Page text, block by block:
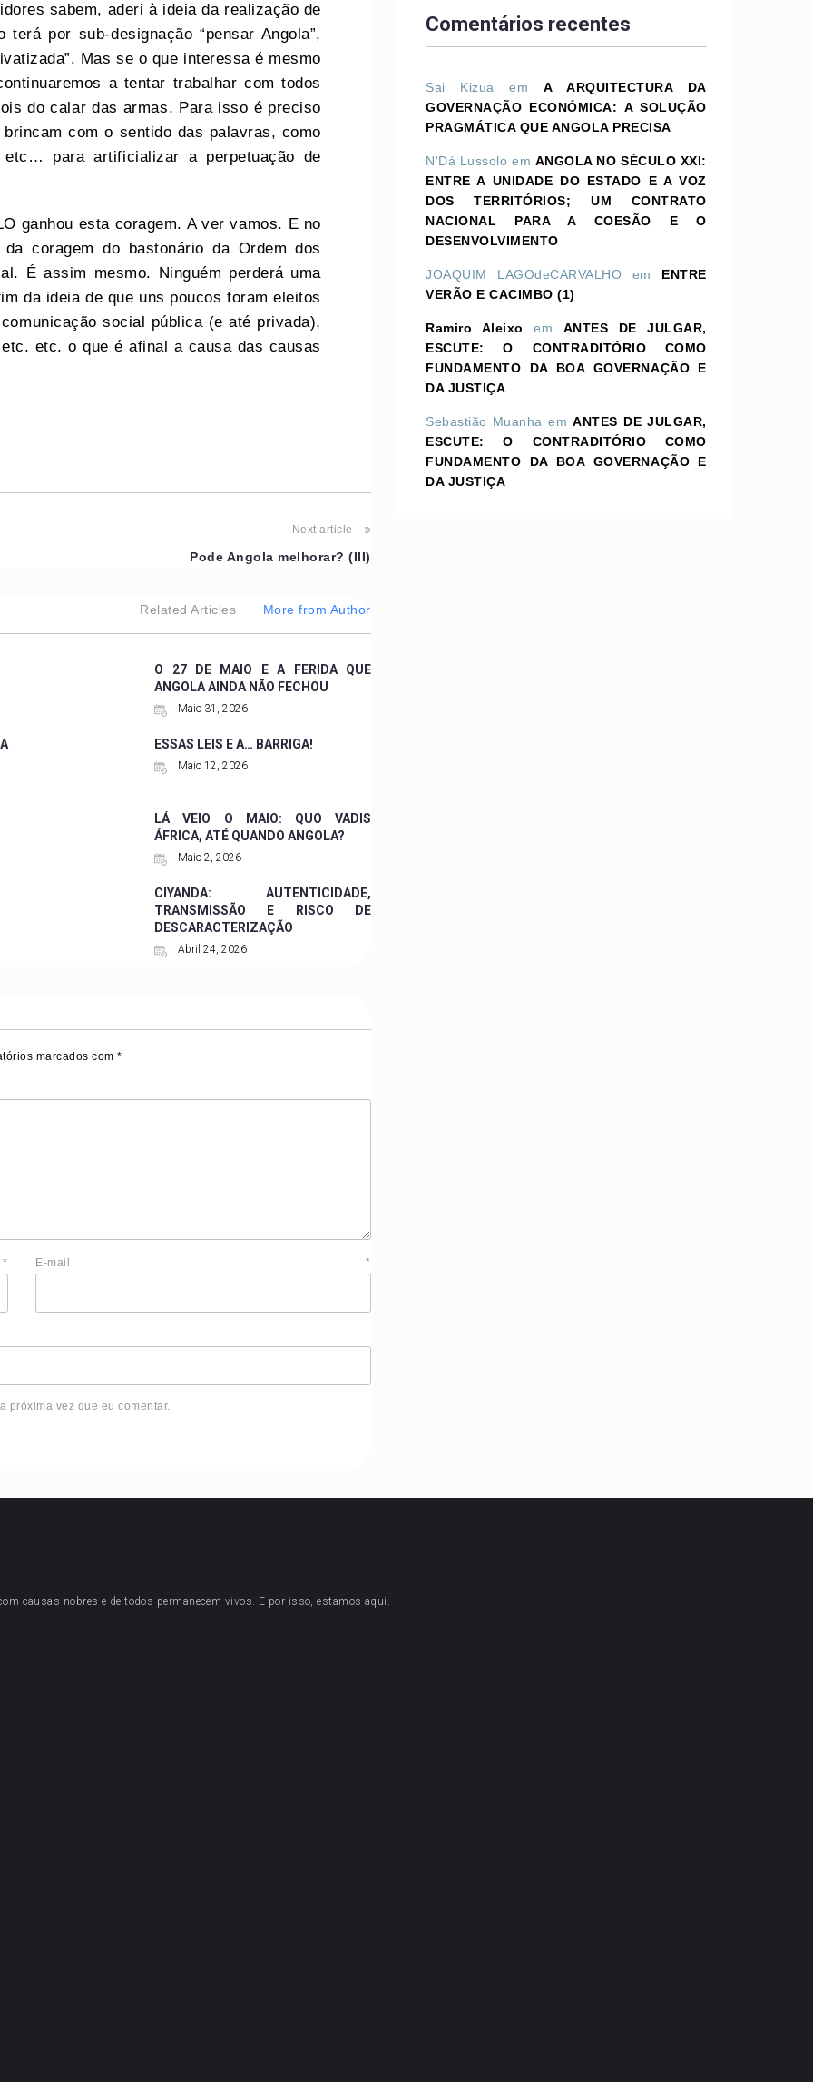
sabem, aderi à ideia da realização de
por sub-designação “pensar Angola”,
Mas se o que interessa é mesmo
a tentar trabalhar com todos
do calar das armas. Para isso é preciso
com o sentido das palavras, como
etc… para artificializar a perpetuação de
ganhou esta coragem. A ver vamos. E no
coragem do bastonário da Ordem dos
É assim mesmo. Ninguém perderá uma
da ideia de que uns poucos foram eleitos
social pública (e até privada),
etc. o que é afinal a causa das causas
Next article
Pode Angola melhorar? (III)
Related Articles More from Author
O 27 DE MAIO E A FERIDA QUE
ANGOLA AINDA NÃO FECHOU
Maio 31, 2026
ESSAS LEIS E A… BARRIGA!
Maio 12, 2026
LÁ VEIO O MAIO: QUO VADIS
ÁFRICA, ATÉ QUANDO ANGOLA?
Maio 2, 2026
CIYANDA: AUTENTICIDADE,
TRANSMISSÃO E RISCO DE
DESCARACTERIZAÇÃO
Abril 24, 2026
marcados com*
* E-mail*
próxima vez que eu comentar.
Comentários recentes
Sai Kizua emA ARQUITECTURA DA
GOVERNAÇÃO ECONÓMICA: A SOLUÇÃO
PRAGMÁTICA QUE ANGOLA PRECISA
N'Dá Lussolo em ANGOLA NO SÉCULO XXI:
ENTRE A UNIDADE DO ESTADO E A VOZ
DOS TERRITÓRIOS; UM CONTRATO
NACIONAL PARA A COESÃO E O
DESENVOLVIMENTO
JOAQUIM LAGOdeCARVALHO em ENTRE
VERÃO E CACIMBO (1)
Ramiro Aleixo em ANTES DE JULGAR,
ESCUTE: O CONTRADITÓRIO COMO
FUNDAMENTO DA BOA GOVERNAÇÃO E
DA JUSTIÇA
Sebastião Muanha emANTES DE JULGAR,
ESCUTE: O CONTRADITÓRIO COMO
FUNDAMENTO DA BOA GOVERNAÇÃO E
DA JUSTIÇA
causas nobres e de todos permanecem vivos. E por isso, estamos aqui.